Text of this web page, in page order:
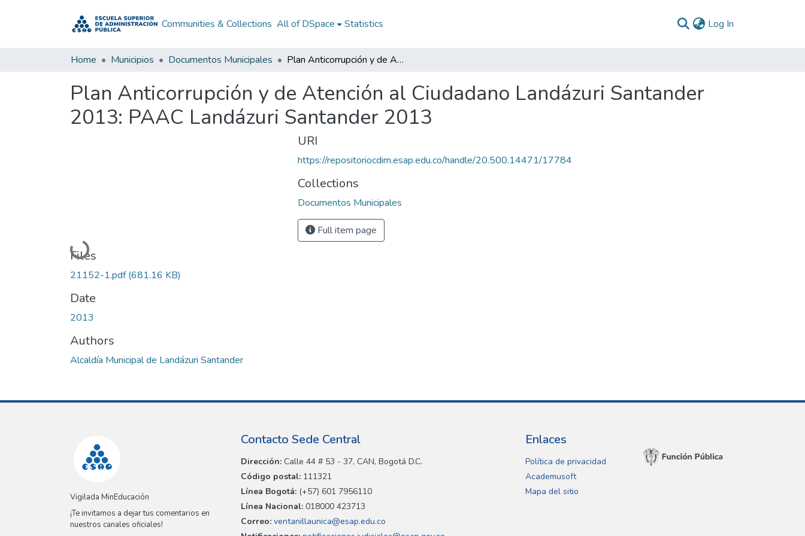
Communities & Collections All of DSpace Statistics Log In
Home Municipios Documentos Municipales Plan Anticorrupción y de Atención al Ciudadano Landázuri Santander 2013: PAAC Landázuri Santander 2013
Plan Anticorrupción y de Atención al Ciudadano Landázuri Santander
2013: PAAC Landázuri Santander 2013
Loading...
Files
21152-1.pdf(681.16 KB)
Date
2013
Authors
Alcaldía Municipal de Landázuri Santander
URI
https://repositoriocdim.esap.edu.co/handle/20.500.14471/17784
Collections
Documentos Municipales
Full item page
Vigilada MinEducación
¡Te invitamos a dejar tus comentarios en
nuestros canales oficiales!
Contacto Sede Central
Dirección: Calle 44 # 53 - 37, CAN, Bogotá D.C.
Código postal: 111321
Línea Bogotá: (+57) 601 7956110
Línea Nacional: 018000 423713
Correo: ventanillaunica@esap.edu.co
Enlaces
Política de privacidad
Academusoft
Mapa del sitio